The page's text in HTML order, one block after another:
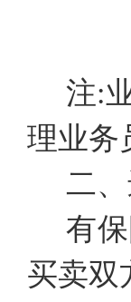
注:
理业务
二
有
买卖双